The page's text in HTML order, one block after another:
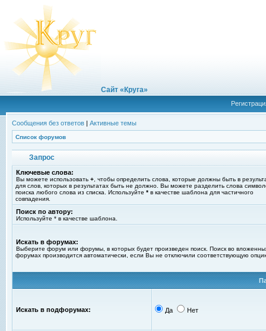
Сайт «Круга»
Сообщения без ответов | Активные темы
Список форумов
Запрос
Ключевые слова:
Вы можете использовать + , чтобы определить слова, которые должны быть в
для слов, которых в результатах быть не должно. Вы можете разделить слова
поиска любого слова из списка. Используйте * в качестве шаблона для частичного
совпадения.
Поиск по автору:
Используйте * в качестве шаблона.
Искать в форумах:
Выберите форум или форумы, в которых будет произведен поиск. Поиск во
форумах производится автоматически, если Вы не отключили соответствующую
Искать в подфорумах: Да Нет